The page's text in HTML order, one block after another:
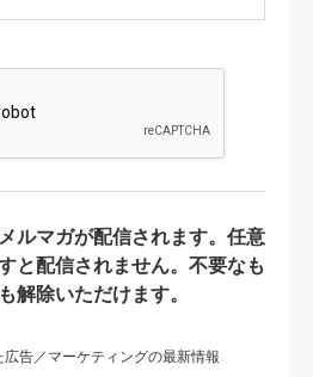
ルマガが配信されます。任意
と配信されません。不要なも
解除いただけます。
告／マーケティングの最新情報